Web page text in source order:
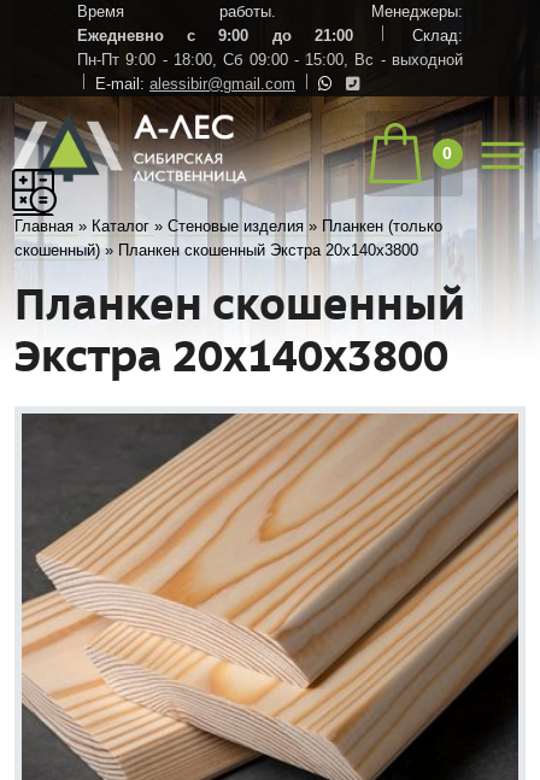
Время работы. Менеджеры:
Ежедневно с 9:00 до 21:00
Склад:
Пн-Пт 9:00 - 18:00, Сб 09:00 - 15:00, Вс - выходной
E-mail: alessibir@gmail.com
0
Главная » Каталог »Стеновые изделия » Планкен (только
скошенный) » Планкен скошенный Экстра 20х140х3800
Планкен скошенный
Экстра 20х140х3800